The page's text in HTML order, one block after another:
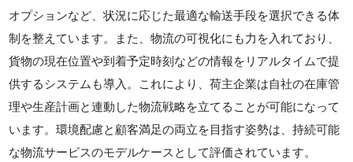
オプションなど、状況に応じた最適な輸送手段を選択できる体
制を整えています。また、物流の可視化にも力を入れており、
貨物の現在位置や到着予定時刻などの情報をリアルタイムで提
供するシステムも導入。これにより、荷主企業は自社の在庫管
理や生産計画と連動した物流戦略を立てることが可能になって
います。環境配慮と顧客満足の両立を目指す姿勢は、持続可能
な物流サービスのモデルケースとして評価されています。